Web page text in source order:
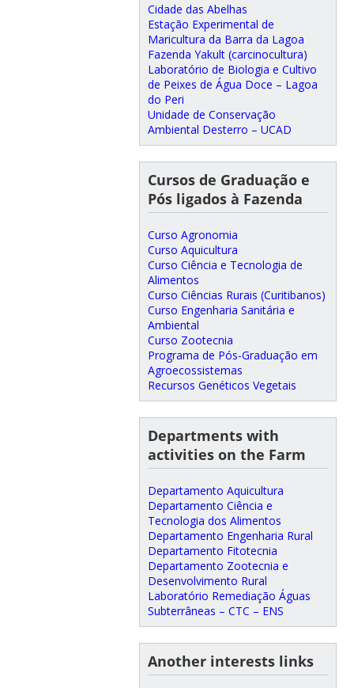
Cidade das Abelhas
Estação Experimental de
Maricultura da Barra da Lagoa
Fazenda Yakult (carcinocultura)
Laboratório de Biologia e Cultivo
de Peixes de Água Doce – Lagoa
do Peri
Unidade de Conservação
Ambiental Desterro – UCAD
Cursos de Graduação e
Pós ligados à Fazenda
Curso Agronomia
Curso Aquicultura
Curso Ciência e Tecnologia de
Alimentos
Curso Ciências Rurais (Curitibanos)
Curso Engenharia Sanitária e
Ambiental
Curso Zootecnia
Programa de Pós-Graduação em
Agroecossistemas
Recursos Genéticos Vegetais
Departments with
activities on the Farm
Departamento Aquicultura
Departamento Ciência e
Tecnologia dos Alimentos
Departamento Engenharia Rural
Departamento Fitotecnia
Departamento Zootecnia e
Desenvolvimento Rural
Laboratório Remediação Águas
Subterrâneas – CTC – ENS
Another interests links